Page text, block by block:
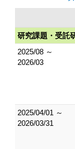
研究課題・受託
2025/08 ～
2026/03
2025/04/01 ～
2026/03/31